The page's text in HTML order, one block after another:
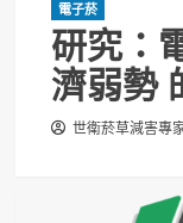
電子菸
研究：
濟弱勢
世衛菸草減害專